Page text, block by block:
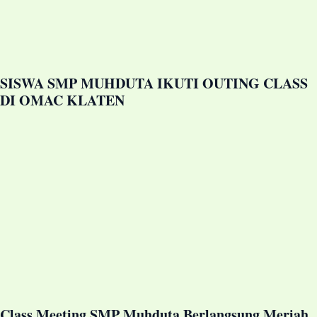
SISWA SMP MUHDUTA IKUTI OUTING CLASS
DI OMAC KLATEN